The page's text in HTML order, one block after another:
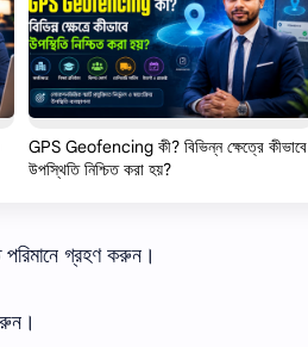
GPS Geofencing কী? বিভিন্ন ক্ষেত্রে কীভাবে
উপস্থিতি নিশ্চিত করা হয়?
পরিমানে গ্রহণ করুন।